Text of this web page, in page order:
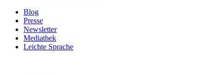
Blog
Presse
Newsletter
Mediathek
Leichte Sprache